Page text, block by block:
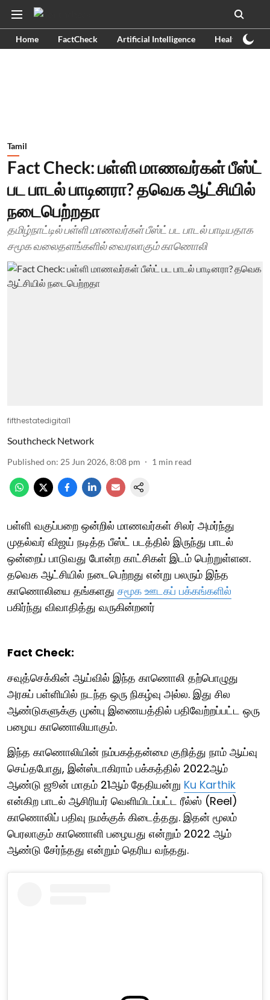
Home FactCheck Artificial Intelligence Health
Tamil
Fact Check: பள்ளி மாணவர்கள் பீஸ்ட்
பட பாடல் பாடினரா? தவெக ஆட்சியில்
நடைபெற்றதா
தமிழ்நாட்டில் பள்ளி மாணவர்கள் பீஸ்ட் பட பாடல் பாடியதாக
சமூக வலைதளங்களில் வைரலாகும் காணொலி
fifthestatedigital1
Southcheck Network
Published on: 25 Jun 2026, 8:08 pm 1 min read
பள்ளி வகுப்பறை ஒன்றில் மாணவர்கள் சிலர் அமர்ந்து
முதல்வர் விஜய் நடித்த பீஸ்ட் படத்தில் இருந்து பாடல்
ஒன்றைப் பாடுவது போன்ற காட்சிகள் இடம் பெற்றுள்ளன.
தவெக ஆட்சியில் நடைபெற்றது என்று பலரும் இந்த
காணொலியை தங்களது சமூக ஊடகப் பக்கங்களில்
பகிர்ந்து விவாதித்து வருகின்றனர்
Fact Check:
சவுத்செக்கின் ஆய்வில் இந்த காணொலி தற்பொழுது
அரசுப் பள்ளியில் நடந்த ஒரு நிகழ்வு அல்ல. இது சில
ஆண்டுகளுக்கு முன்பு இணையத்தில் பதிவேற்றப்பட்ட ஒரு
பழைய காணொலியாகும்.
இந்த காணொலியின் நம்பகத்தன்மை குறித்து நாம் ஆய்வு
செய்தபோது, இன்ஸ்டாகிராம் பக்கத்தில் 2022ஆம்
ஆண்டு ஜூன் மாதம் 21ஆம் தேதியன்று Ku Karthik
என்கிற பாடல் ஆசிரியர் வெளியிடப்பட்ட ரீல்ஸ் (Reel)
காணொலிப் பதிவு நமக்குக் கிடைத்தது. இதன் மூலம்
பெரலாகும் காணொளி பழையது என்றும் 2022 ஆம்
ஆண்டு சேர்ந்தது என்றும் தெரிய வந்தது.